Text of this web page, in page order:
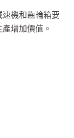
速機和齒輪箱要
增加價值。